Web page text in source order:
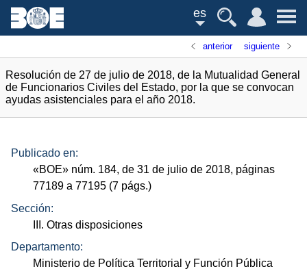
es
anterior siguiente
Resolución de 27 de julio de 2018, de la Mutualidad General
de Funcionarios Civiles del Estado, por la que se convocan
ayudas asistenciales para el año 2018.
Publicado en:
«BOE» núm. 184, de 31 de julio de 2018, páginas
77189 a 77195 (7 págs.)
Sección:
III. Otras disposiciones
Departamento:
Ministerio de Política Territorial y Función Pública